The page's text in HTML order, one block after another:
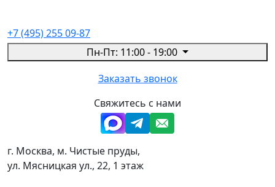
+7 (495) 255 09-87
Пн-Пт: 11:00 - 19:00
Заказать звонок
Свяжитесь с нами
г. Москва, м. Чистые пруды,
ул. Мясницкая ул., 22, 1 этаж